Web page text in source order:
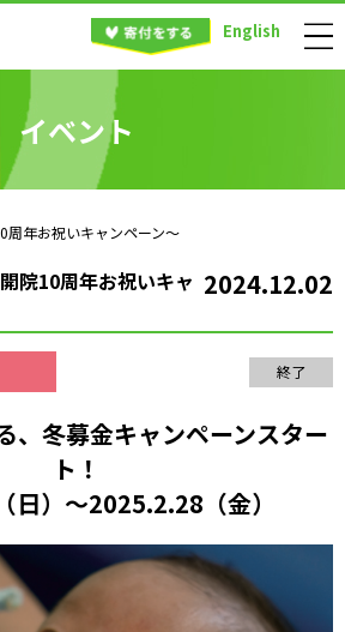
English
イベント
年お祝いキャンペーン～
院10周年お祝いキャ 2024.12.02
終了
、冬募金キャンペーンスター
ト！
日）～2025.2.28（金）